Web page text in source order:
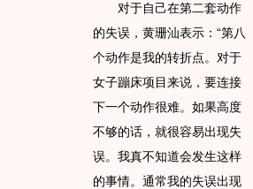
对于自己在第二套动作
的失误，黄珊汕表示：“第八
个动作是我的转折点。对于
女子蹦床项目来说，要连接
下一个动作很难。如果高度
不够的话，就很容易出现失
误。我真不知道会发生这样
的事情。通常我的失误出现